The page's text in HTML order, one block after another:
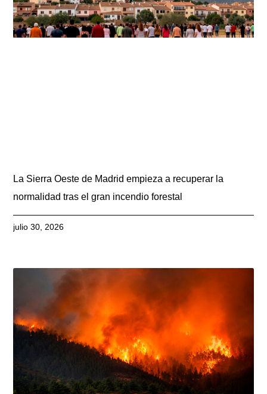
La Sierra Oeste de Madrid empieza a recuperar la
normalidad tras el gran incendio forestal
julio 30, 2026